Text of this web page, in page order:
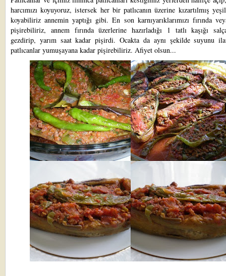
harcımızı koyuyoruz, istersek her bir patlıcanın üzerine kızartılmış
koyabiliriz annemin yaptığı gibi. En son karnıyarıklarımızı fırında
pişirebiliriz, annem fırında üzerlerine hazırladığı 1 tatlı kaşığı
gezdirip, yarım saat kadar pişirdi. Ocakta da aynı şekilde suyunu
patlıcanlar yumuşayana kadar pişirebiliriz. Afiyet olsun...